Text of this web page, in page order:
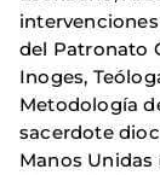
del Patronato
Inoges,
Metodología
sacerdote
Manos